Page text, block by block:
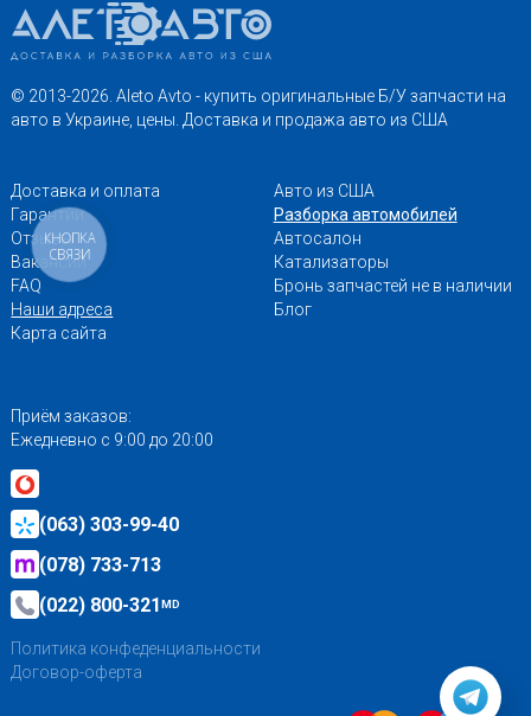
© 2013-2026. Aleto Avto - купить оригинальные Б/У запчасти на
авто в Украине, цены. Доставка и продажа авто из США
Доставка и оплата
Гарантии
Отзывы
Вакансии
FAQ
Наши адреса
Карта сайта
Авто из США
Разборка автомобилей
Автосалон
Катализаторы
Бронь запчастей не в наличии
Блог
Приём заказов:
Ежедневно с 9:00 до 20:00
(063) 303-99-40
(078) 733-713
(022) 800-321MD
Политика конфеденциальности
Договор-оферта
КНОПКА
СВЯЗИ